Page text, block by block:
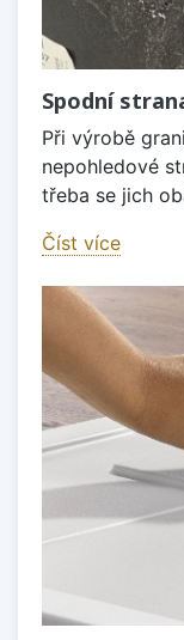
Spodní
Při výrobě
nepohledové
třeba se jich
Číst více